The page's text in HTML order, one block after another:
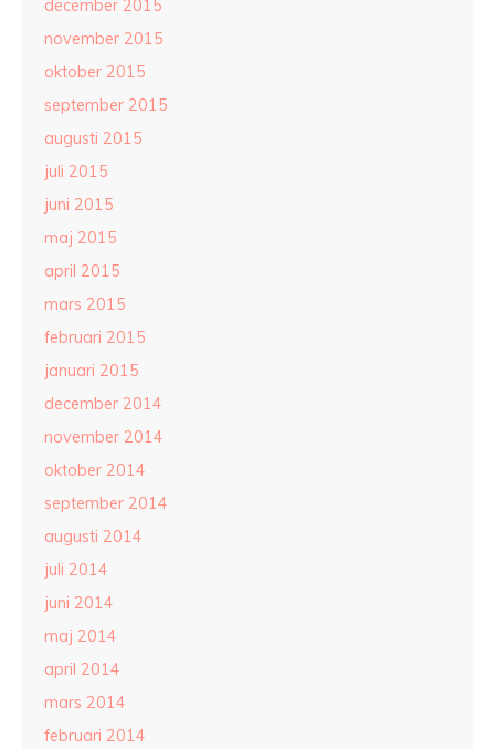
december 2015
november 2015
oktober 2015
september 2015
augusti 2015
juli 2015
juni 2015
maj 2015
april 2015
mars 2015
februari 2015
januari 2015
december 2014
november 2014
oktober 2014
september 2014
augusti 2014
juli 2014
juni 2014
maj 2014
april 2014
mars 2014
februari 2014